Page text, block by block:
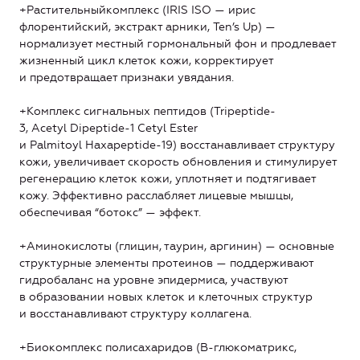
+Растительныйкомплекс (IRIS ISO — ирис
флорентийский, экстракт арники, Ten’s Up) —
нормализует местный гормональный фон и продлевает
жизненный цикл клеток кожи, корректирует
и предотвращает признаки увядания.
+Комплекс сигнальных пептидов (Tripeptide-
3, Acetyl Dipeptide-1 Cetyl Ester
и Palmitoyl Haxapeptide-19) восстанавливает структуру
кожи, увеличивает скорость обновления и стимулирует
регенерацию клеток кожи, уплотняет и подтягивает
кожу. Эффективно расслабляет лицевые мышцы,
обеспечивая “ботокс” — эффект.
+Аминокислоты (глицин, таурин, аргинин) — основные
структурные элементы протеинов — поддерживают
гидробаланс на уровне эпидермиса, участвуют
в образовании новых клеток и клеточных структур
и восстанавливают структуру коллагена.
+Биокомплекс полисахаридов (B-глюкоматрикс,